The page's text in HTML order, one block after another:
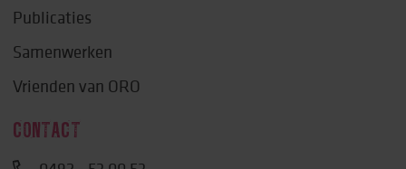
Publicaties
Samenwerken
Vrienden van ORO
CONTACT